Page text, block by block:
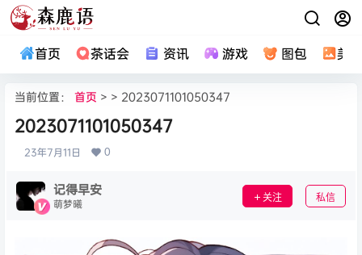
首页 茶话会 资讯 游戏 图包 美
当前位置： 首页 > > 2023071101050347
2023071101050347
23年7月11日 0
记得早安
萌梦曦 关注 私信